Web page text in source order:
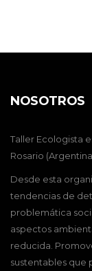
NOSOTROS
Taller Ecologista
Rosario
Desde esta
tendencias de
problemática
aspectos
reducida.
sustentables que